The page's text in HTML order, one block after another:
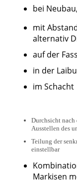
bei
mit
alternativ
auf der
in der
im Schacht
Durchsicht nach
Ausstellen des
Teilung der
einstellbar
Markisen